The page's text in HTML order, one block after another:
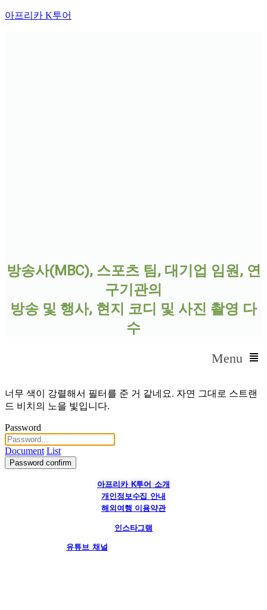
아프리카 K투어
방송사(MBC), 스포츠 팀, 대기업 임원, 연
구기관의
방송 및 행사, 현지 코디 및 사진 촬영 다
수
Menu
너무 색이 강렬해서 필터를 준 거 같네요. 자연 그대로 스트랜
드 비치의 노을 빛입니다.
Password
Document List
Password confirm
아프리카 K투어 소개
개인정보수집 안내
해외여행 이용약관
인스타그램
유튜브 채널